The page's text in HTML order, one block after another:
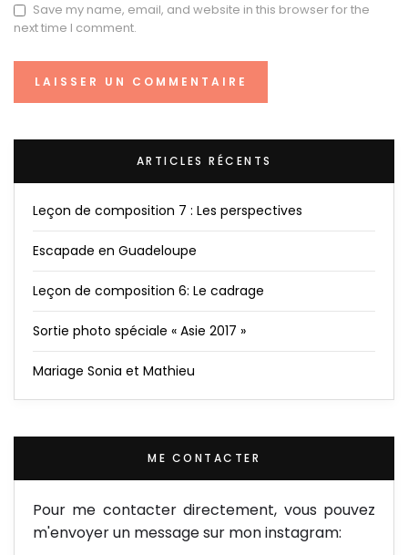
Save my name, email, and website in this browser for the
next time I comment.
ARTICLES RÉCENTS
Leçon de composition 7 : Les perspectives
Escapade en Guadeloupe
Leçon de composition 6: Le cadrage
Sortie photo spéciale « Asie 2017 »
Mariage Sonia et Mathieu
ME CONTACTER
Pour me contacter directement, vous pouvez
m'envoyer un message sur mon instagram: